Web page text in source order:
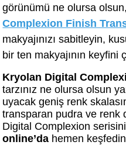
görünümü ne olursa olsun,
Complexion Finish
makyajınızı sabitleyin,
bir ten makyajının keyfini
Kryolan Digital
tarzınız ne olursa olsun
uyacak geniş renk
transparan pudra ve renk
Digital Complexion
online’da hemen